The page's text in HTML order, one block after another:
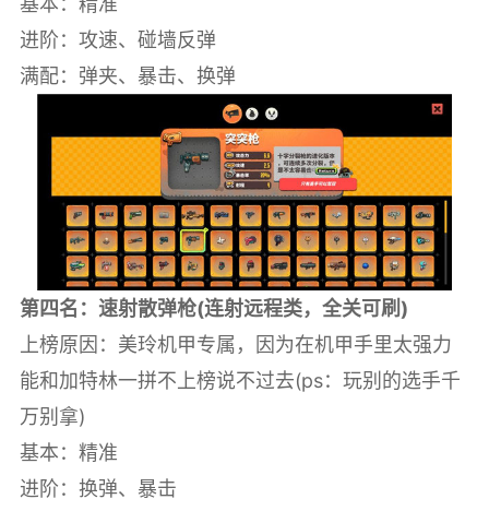
进阶：攻速、碰墙反弹
满配：弹夹、暴击、换弹
第四名：速射散弹枪(连射远程类，全关可刷)
上榜原因：美玲机甲专属，因为在机甲手里太强力
能和加特林一拼不上榜说不过去(ps：玩别的选手千
万别拿)
基本：精准
进阶：换弹、暴击